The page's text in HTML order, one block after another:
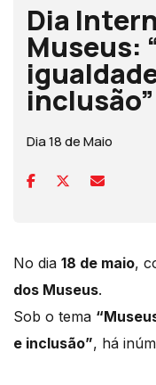
Dia
Museus:
inclusão”
Dia 18 de Maio
No dia 18 de maio,
dos Museus.
Sob o tema
e inclusão”, há